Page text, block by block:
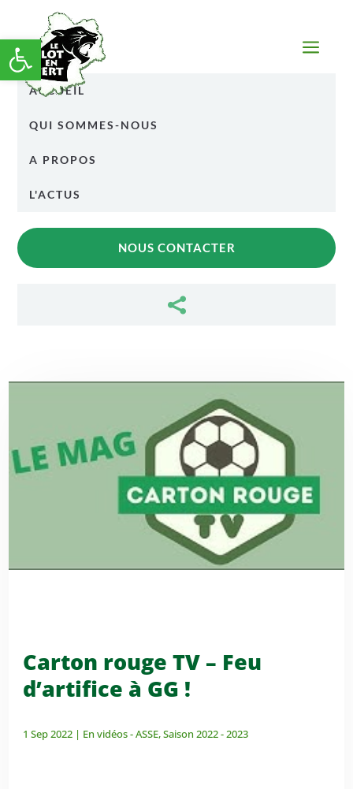
a
ACCUEIL
QUI SOMMES-NOUS
A PROPOS
L'ACTUS
NOUS CONTACTER

Carton rouge TV – Feu
d’artifice à GG !
1 Sep 2022 | En vidéos - ASSE,Saison 2022 - 2023
Ouvrir la barre d’outils